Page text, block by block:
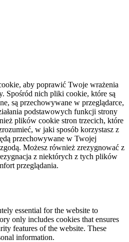
aby poprawić Twoje wrażenia
Spośród nich pliki cookie, które są
są przechowywane w przeglądarce,
podstawowych funkcji strony
plików cookie stron trzecich, które
w jaki sposób korzystasz z
przechowywane w Twojej
Możesz również zrezygnować z
z niektórych z tych plików
przeglądania.
essential for the website to
only includes cookies that ensures
features of the website. These
information.